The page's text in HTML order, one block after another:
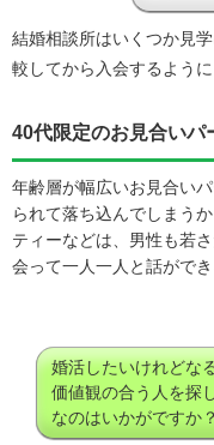
結婚相談所はいくつか見
較してから入会するように
40代限定のお見合い
年齢層が幅広いお見合い
られて落ち込んでしまう
ティーなどは、男性も若
会って一人一人と話がで
婚活したいけれどな
価値観の合う人を探
なのはいかがですか？